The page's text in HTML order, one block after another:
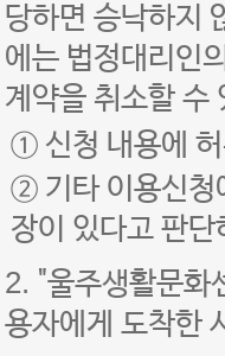
당하면 승낙하지
에는 법정대리인
계약을 취소할 수
① 신청 내용에
② 기타 이용신청
장이 있다고 판단
2. "울주생활문화
용자에게 도착한